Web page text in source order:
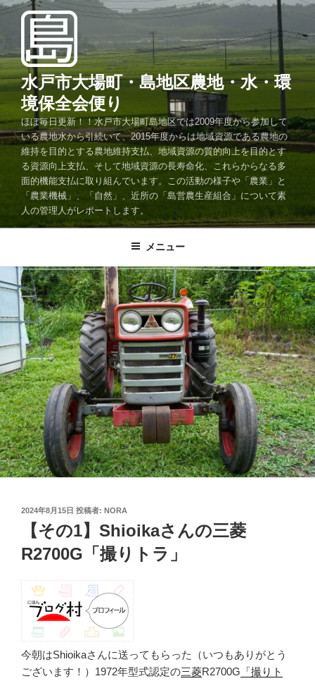
コ
ン
ツ
キ
ッ
水戸市大場町・島地区農地・水・環
境保全会便り
ほぼ毎日更新！！水戸市大場町島地区では2009年度から参加して
いる農地水から引続いて、2015年度からは地域資源である農地の
維持を目的とする農地維持支払、地域資源の質的向上を目的とす
る資源向上支払、そして地域資源の長寿命化、これらからなる多
面的機能支払に取り組んでいます。この活動の様子や「農業」と
「農業機械」、「自然」、近所の「島営農生産組合」について素
人の管理人がレポートします。
メニュー
投
2024年8月15日 投稿者: NORA
【その1】Shioikaさんの三菱
R2700G「撮りトラ」
今朝はShioikaさんに送ってもらった（いつもありがとう
ございます！）1972年型式認定の三菱R2700G 「撮りト